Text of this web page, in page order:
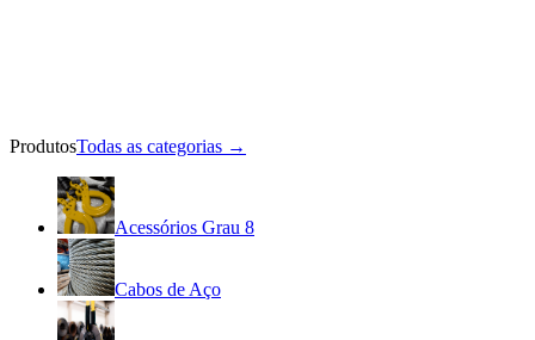
ProdutosTodas as categorias →
Acessórios Grau 8
Cabos de Aço